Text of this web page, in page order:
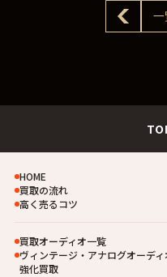
一
HOME
買取の流れ
高く売るコツ
買取オーディオ一覧
ヴィンテージ・アナログオーディ
強化買取